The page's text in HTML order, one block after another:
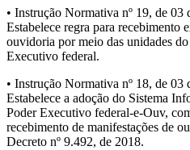
• Instrução Normativa nº 19, de 03
Estabelece regra para recebimento
ouvidoria por meio das unidades
Executivo federal.
• Instrução Normativa nº 18, de 03
Estabelece a adoção do Sistema
Poder Executivo federal-e-Ouv,
recebimento de manifestações de
Decreto nº 9.492, de 2018.